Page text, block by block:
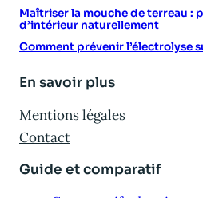
Maîtriser la mouche de terreau :
d’intérieur naturellement
Comment prévenir l’électrolyse
En savoir plus
Mentions légales
Contact
Guide et comparatif